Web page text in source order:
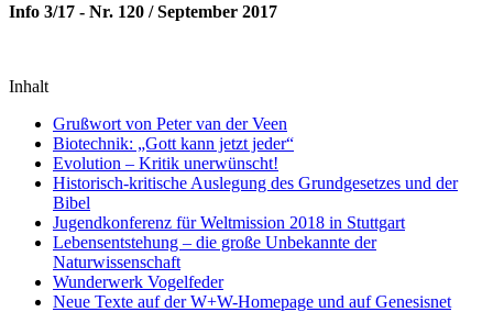
Info 3/17 - Nr. 120 / September 2017
Inhalt
Grußwort von Peter van der Veen
Biotechnik: „Gott kann jetzt jeder“
Evolution – Kritik unerwünscht!
Historisch-kritische Auslegung des Grundgesetzes und der
Bibel
Jugendkonferenz für Weltmission 2018 in Stuttgart
Lebensentstehung – die große Unbekannte der
Naturwissenschaft
Wunderwerk Vogelfeder
Neue Texte auf der W+W-Homepage und auf Genesisnet